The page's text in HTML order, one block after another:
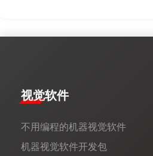
视觉软件
不用编程的机器视觉软件
机器视觉软件开发包